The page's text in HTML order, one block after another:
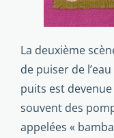
La deuxième
de puiser de
puits est
souvent des
appelées «